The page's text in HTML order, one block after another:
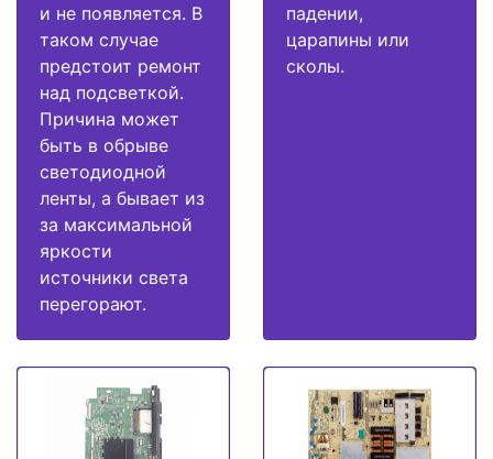
и не появляется. В
таком случае
предстоит ремонт
над подсветкой.
Причина может
быть в обрыве
светодиодной
ленты, а бывает из
за максимальной
яркости
источники света
перегорают.
падении,
царапины или
сколы.